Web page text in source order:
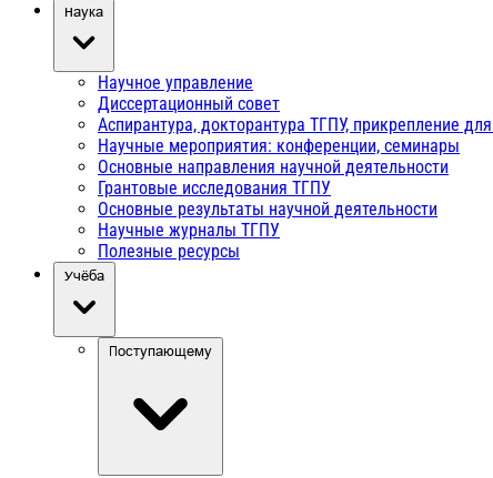
Наука
Научное управление
Диссертационный совет
Аспирантура, докторантура ТГПУ, прикрепление
Научные мероприятия: конференции, семинары
Основные направления научной деятельности
Грантовые исследования ТГПУ
Основные результаты научной деятельности
Научные журналы ТГПУ
Полезные ресурсы
Учёба
Поступающему